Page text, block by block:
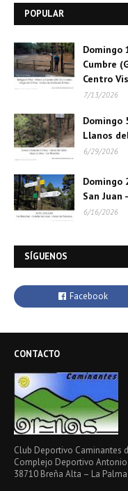
POPULAR
Domingo
Cumbre
Centro
7/13/2026
Domingo
Llanos
6/29/2026
Domingo
San Juan
6/16/2026
SÍGUENOS
CONTACTO
Club Deportivo Caminantes
Complejo Deportivo Antonio
38710 Breña Alta – La Palma